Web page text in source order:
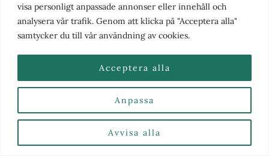
visa personligt anpassade annonser eller innehåll och
analysera vår trafik. Genom att klicka på "Acceptera alla"
samtycker du till vår användning av cookies.
Anpassa
Avvisa alla
Acceptera alla
Kim Nilsson utsedd till världens
bästa innebandyspelare
Innebandy,
Redaktionen/januari 7, 2021